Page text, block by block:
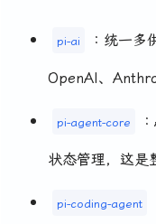
pi-ai
：统一
OpenAI、
pi-agent-core
状态管理，这是
pi-coding-agent